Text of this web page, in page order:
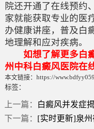
院还开通了在线预约
家就能获取专业的医
办健康讲座，普及白
地理解和应对疾病。
如想了解更多白癫
州中科白癜风医院在
本文链接：https://
标签：
上一篇： 白癜风并发症
下一篇： [实时更新]泉州德化